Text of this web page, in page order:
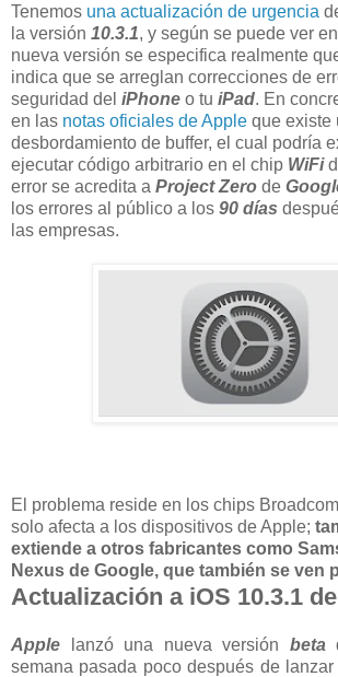
Tenemos una actualización de urgencia
la versión 10.3.1, y según se puede ver
nueva versión se especifica realmente
indica que se arreglan correcciones de
seguridad del iPhone o tu iPad. En
en las notas oficiales de Apple que existe
desbordamiento de buffer, el cual podría
ejecutar código arbitrario en el chip WiFi
error se acredita a Project Zero de
los errores al público a los 90 días
las empresas.
El problema reside en los chips
solo afecta a los dispositivos de Apple;
extiende a otros fabricantes como
Nexus de Google, que también se ven
Actualización a iOS 10.3.1
Apple lanzó una nueva versión beta
semana pasada poco después de lanzar